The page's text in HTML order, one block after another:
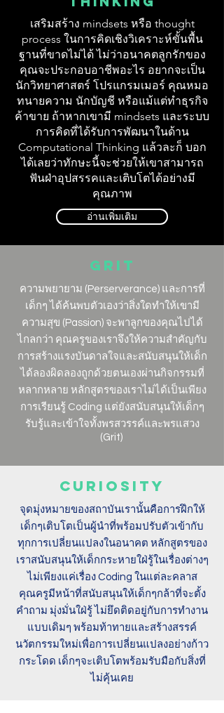
เสริมสร้าง mindsets หรือ thought
process ในการคิดเชิงวิเคราะห์ขั้นพื้น
ฐานที่ขาดไม่ได้ ไม่ว่าอนาคตลูกรักของ
คุณจะประกอบอาชีพอะไร อยากจะเป็น
นักวิทยาศาสตร์ โปรแกรมเมอร์ คุณหมอ
ทนายความ นักบัญชี หรือแม้แต่ทำธุรกิจ
ค้าขาย ถ้าหากเขามี mindsets และระบบ
การคิดที่ได้รับการพัฒนาในด้าน
Computational Thinking แล้วละก็ บอก
ได้เลยว่าทักษะนี้จะช่วยให้เขาสามารถ
ฟันฝ่าอุปสรรคและเติบโตได้อย่างมี
คุณภาพ
อ่านเพิ่มเติม
Grit
ความพยายาม (Perserverance) และการที่
เด็กๆ ได้ค้นพบตัวเองว่าสิ่งใดทำให้เขามี
ความสุข (Passion) จะพาลูกของคุณไปได้
ไกลกว่า คุณครูของเราจึงให้ความสำคัญกับ
การสร้างแรงบันดาลใจและสนับสนุนให้เด็ก
ได้ลองผิดลองถูกด้วยตนเองผ่านกิจกรรมที่
หลากหลาย หลักสูตรของเราไม่ได้เป็นเพียง
การเรียนรู้ Coding แต่ยังสนับสนุนให้เด็กๆ
รับรู้และเข้าใจทั้งพรสวรรค์และพรแสวง
(Grit)
Curiosity
จุดมุ่งหมายของสถาบันเรานั้นคือการฝึกให้
เด็กๆเติบโตเป็นผู้นำที่พร้อมปรับตัวเข้ากับ
ทุกการเปลี่ยนแปลงในอนาคต หลักสูตรของ
เราสนับสนุนให้เด็กกระหายใฝ่รู้ในเรื่องต่างๆ
ไม่เพียงแค่เรื่อง Coding ในแต่ละคลาส
คุณครูมีหน้าที่สนับสนุนให้เด็กๆกล้าที่จะตั้ง
คำถาม มุ่งมั่นใฝ่รู้ ไม่ยึดติดอยู่กับการทำงาน
แบบเดิมๆ พร้อมท้าทายและสร้างสรรค์
นวัตกรรมใหม่เพื่อการเปลี่ยนแปลงอย่างก้าว
กระโดด เด็กๆจะเติบโตพร้อมรับมือกับสิ่งที่
ไม่คุ้นเคย